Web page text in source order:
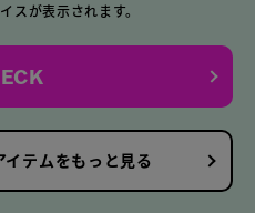
スが表示されます。
テムをもっと見る